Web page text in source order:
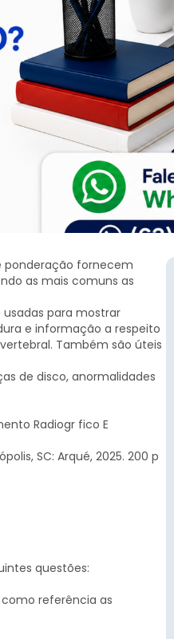
ponderação fornecem
as mais comuns as
usadas para mostrar
e informação a respeito
Também são úteis
de disco, anormalidades
Radiogr fico E
SC: Arqué, 2025. 200 p
questões:
referência as